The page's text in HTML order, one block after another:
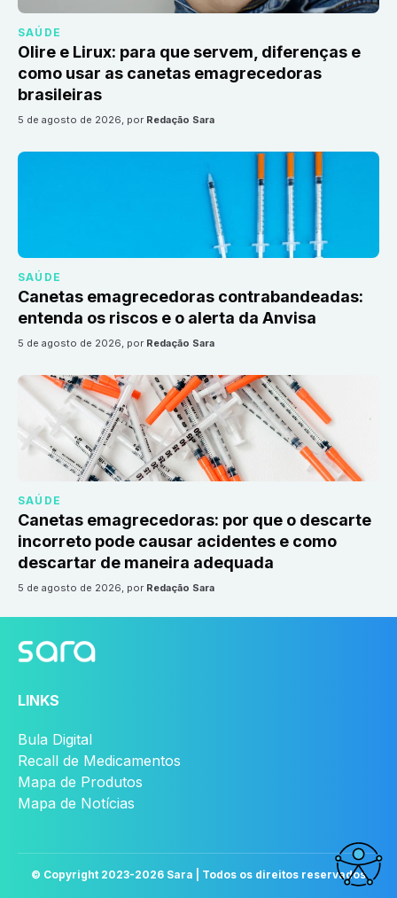
SAÚDE
Olire e Lirux: para que servem, diferenças e
como usar as canetas emagrecedoras
brasileiras
5 de agosto de 2026, por Redação Sara
SAÚDE
Canetas emagrecedoras contrabandeadas:
entenda os riscos e o alerta da Anvisa
5 de agosto de 2026, por Redação Sara
SAÚDE
Canetas emagrecedoras: por que o descarte
incorreto pode causar acidentes e como
descartar de maneira adequada
5 de agosto de 2026, por Redação Sara
LINKS
Bula Digital
Recall de Medicamentos
Mapa de Produtos
Mapa de Notícias
© Copyright 2023-2026 Sara | Todos os direitos reservados